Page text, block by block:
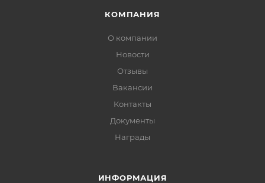
КОМПАНИЯ
О компании
Новости
Отзывы
Вакансии
Контакты
Документы
Награды
ИНФОРМАЦИЯ